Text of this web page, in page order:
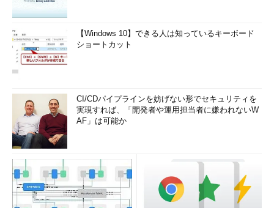
【Windows 10】できる人は知っているキーボード
ショートカット
CI/CDパイプラインを妨げない形でセキュリティを
実現すれば、「開発者や運用担当者に嫌われないW
AF」は可能か